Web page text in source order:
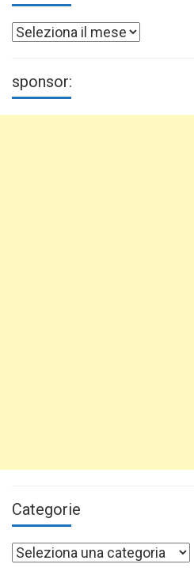
Archivi
sponsor:
Categorie
Categorie